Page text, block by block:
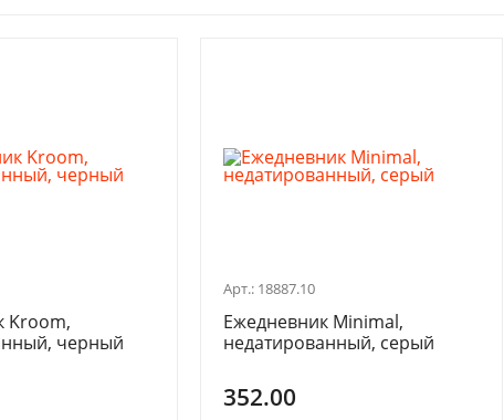
Kroom,
черный
Арт.: 18887.10
Ежедневник Minimal,
недатированный, серый
352.00